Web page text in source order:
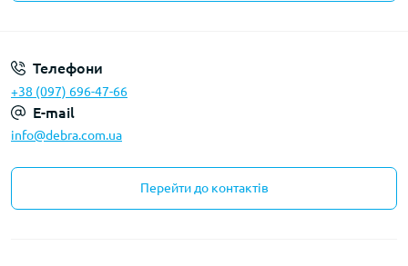
Телефони
+38 (097) 696-47-66
E-mail
info@debra.com.ua
Перейти до контактів